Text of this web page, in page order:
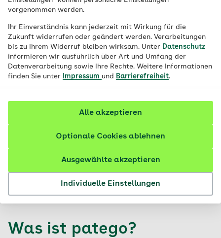
vorgenommen werden.
Ihr Einverständnis kann jederzeit mit Wirkung für die
Zukunft widerrufen oder geändert werden. Verarbeitungen
bis zu Ihrem Widerruf bleiben wirksam. Unter Datenschutz
informieren wir ausführlich über Art und Umfang der
Datenverarbeitung sowie Ihre Rechte. Weitere Informationen
finden Sie unter
Impressum und Barrierefreiheit.
Individuelle Einstellungen
Ausgewählte akzeptieren
Optionale Cookies ablehnen
Alle akzeptieren
© pexels / Andrea Piacquadio
Inhalte im Überblick
Was ist patego?